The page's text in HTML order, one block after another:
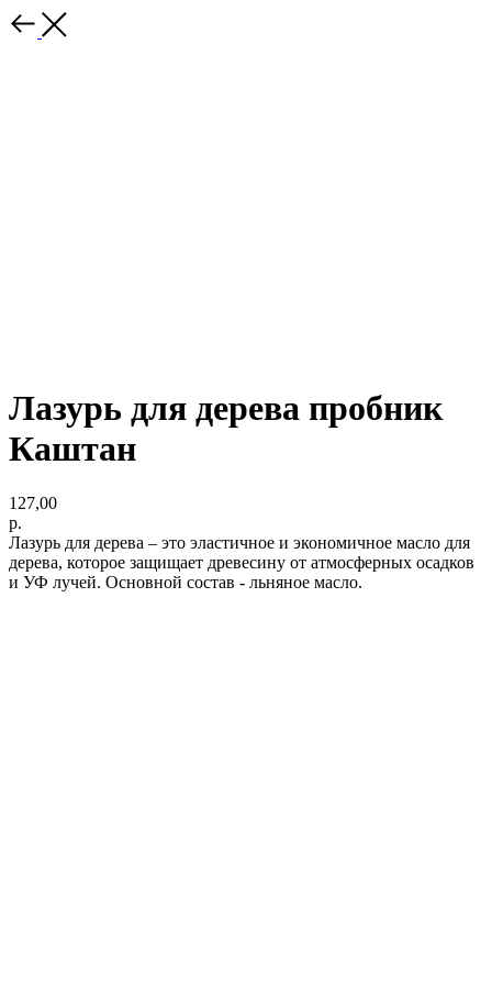
Лазурь для дерева пробник
Каштан
127,00
р.
Лазурь для дерева – это эластичное и экономичное масло для
дерева, которое защищает древесину от атмосферных осадков
и УФ лучей. Основной состав - льняное масло.